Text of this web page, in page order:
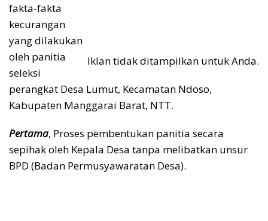
Iklan tidak ditampilkan untuk Anda.
fakta-fakta
kecurangan
yang dilakukan
oleh panitia
seleksi
perangkat Desa Lumut, Kecamatan Ndoso,
Kabupaten Manggarai Barat, NTT.
Pertama, Proses pembentukan panitia secara
sepihak oleh Kepala Desa tanpa melibatkan unsur
BPD (Badan Permusyawaratan Desa).